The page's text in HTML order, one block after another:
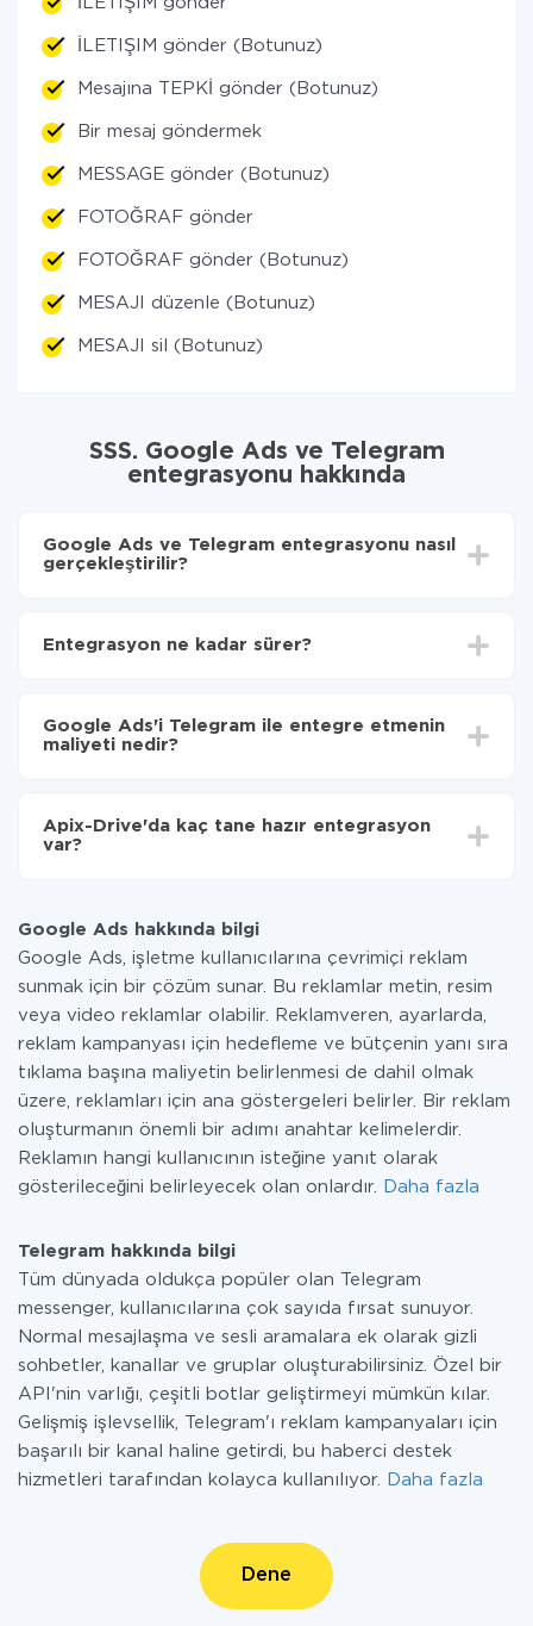
İLETIŞIM gönder (Botunuz)
Mesajına TEPKİ gönder (Botunuz)
Bir mesaj göndermek
MESSAGE gönder (Botunuz)
FOTOĞRAF gönder
FOTOĞRAF gönder (Botunuz)
MESAJI düzenle (Botunuz)
MESAJI sil (Botunuz)
SSS. Google Ads ve Telegram
entegrasyonu hakkında
Google Ads ve Telegram entegrasyonu nasıl
gerçekleştirilir?
aktarılacağını seçin
Telegram'ye aktarılacaktır.
Entegrasyon ne kadar sürer?
olarak, 10-15 dakika sürer.
Google Ads'i Telegram ile entegre etmenin
maliyeti nedir?
Hizmetimiz aracılığıyla yalnızca bir sisteminizden
diğerine aktarılan veri miktarı için ödeme yaparsınız.
Apix-Drive'da kaç tane hazır entegrasyon
var?
Google Ads hakkında bilgi
Google Ads, işletme kullanıcılarına çevrimiçi reklam
sunmak için bir çözüm sunar. Bu reklamlar metin, resim
veya video reklamlar olabilir. Reklamveren, ayarlarda,
reklam kampanyası için hedefleme ve bütçenin yanı sıra
tıklama başına maliyetin belirlenmesi de dahil olmak
üzere, reklamları için ana göstergeleri belirler. Bir reklam
oluşturmanın önemli bir adımı anahtar kelimelerdir.
Reklamın hangi kullanıcının isteğine yanıt olarak
gösterileceğini belirleyecek olan onlardır.
Daha fazla
Telegram hakkında bilgi
Tüm dünyada oldukça popüler olan Telegram
messenger, kullanıcılarına çok sayıda fırsat sunuyor.
Normal mesajlaşma ve sesli aramalara ek olarak gizli
sohbetler, kanallar ve gruplar oluşturabilirsiniz. Özel bir
API'nin varlığı, çeşitli botlar geliştirmeyi mümkün kılar.
Gelişmiş işlevsellik, Telegram'ı reklam kampanyaları için
başarılı bir kanal haline getirdi, bu haberci destek
hizmetleri tarafından kolayca kullanılıyor.
Daha fazla
Dene